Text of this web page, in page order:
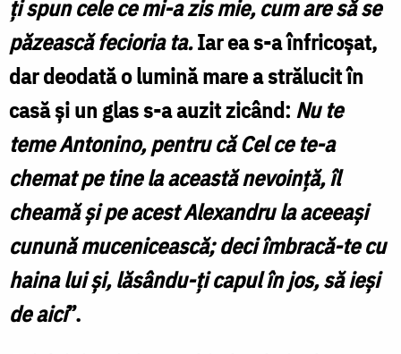
ţi spun cele ce mi-a zis mie, cum are să se
păzească fecioria ta.Iar ea s-a înfricoşat,
dar deodată o lumină mare a strălucit în
casă şi un glas s-a auzit zicând: Nu te
teme Antonino, pentru că Cel ce te-a
chemat pe tine la această nevoinţă, îl
cheamă şi pe acest Alexandru la aceeaşi
cunună mucenicească; deci îmbracă-te cu
haina lui şi, lăsându-ţi capul în jos, să ieşi
de aici”.